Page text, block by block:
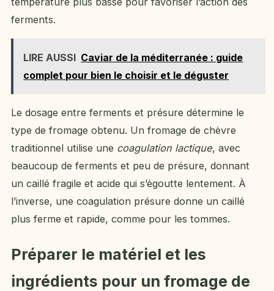
ferments.
LIRE AUSSI Caviar de la méditerranée : guide
complet pour bien le choisir et le déguster
Le dosage entre ferments et présure détermine le
type de fromage obtenu. Un fromage de chèvre
traditionnel utilise une coagulation lactique, avec
beaucoup de ferments et peu de présure, donnant
un caillé fragile et acide qui s’égoutte lentement. À
l’inverse, une coagulation présure donne un caillé
plus ferme et rapide, comme pour les tommes.
Préparer le matériel et les
ingrédients pour un fromage de